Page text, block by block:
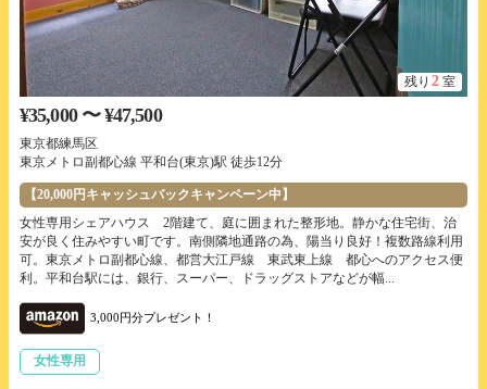
残り 2 室
¥35,000 〜 ¥47,500
東京都練馬区
東京メトロ副都心線 平和台(東京)駅 徒歩12分
【20,000円キャッシュバックキャンペーン中】
女性専用シェアハウス 2階建て、庭に囲まれた整形地。静かな住宅街、治
安が良く住みやすい町です。南側隣地通路の為、陽当り良好！複数路線利用
可。東京メトロ副都心線、都営大江戸線 東武東上線 都心へのアクセス便
利。平和台駅には、銀行、スーパー、ドラッグストアなどが幅...
3,000円分プレゼント！
女性専用